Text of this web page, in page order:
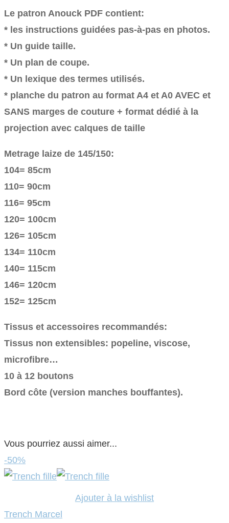
Le patron Anouck PDF contient:
* les instructions guidées pas-à-pas en photos.
* Un guide taille.
* Un plan de coupe.
* Un lexique des termes utilisés.
* planche du patron au format A4 et A0 AVEC et
SANS marges de couture + format dédié à la
projection avec calques de taille
Metrage laize de 145/150:
104= 85cm
110= 90cm
116= 95cm
120= 100cm
126= 105cm
134= 110cm
140= 115cm
146= 120cm
152= 125cm
Tissus et accessoires recommandés:
Tissus non extensibles: popeline, viscose,
microfibre…
10 à 12 boutons
Bord côte (version manches bouffantes).
Vous pourriez aussi aimer...
-50%
Ajouter à la wishlist
Trench Marcel